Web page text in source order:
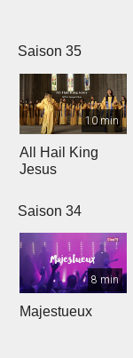
Saison 35
10 min
All Hail King
Jesus
Saison 34
8 min
Majestueux